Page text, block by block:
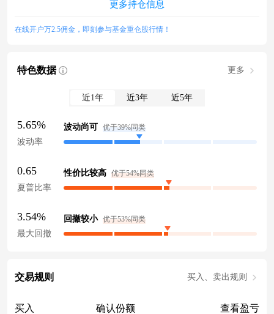
更多持仓信息
在线开户万2.5佣金，即刻参与基金重仓股行情！
特色数据 更多
近1年 近3年 近5年
5.65%
波动率
波动尚可 优于39%同类
0.65
夏普比率
性价比较高 优于54%同类
3.54%
最大回撤
回撤较小 优于53%同类
交易规则 买入、卖出规则
买入 确认份额 查看盈亏